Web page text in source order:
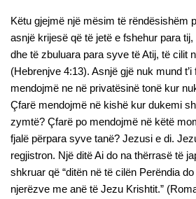
Këtu gjejmë një mësim të rëndësishëm
asnjë krijesë që të jetë e fshehur para
dhe të zbuluara para syve të Atij, të cilit
(Hebrenjve 4:13). Asnjë gjë nuk mund
mendojmë ne në privatësinë tonë kur
Çfarë mendojmë në kishë kur dukemi
zymtë? Çfarë po mendojmë në këtë
fjalë përpara syve tanë? Jezusi e di.
regjistron. Një ditë Ai do na thërrasë të
shkruar që “ditën në të cilën Perëndia
njerëzve me anë të Jezu Krishtit.”